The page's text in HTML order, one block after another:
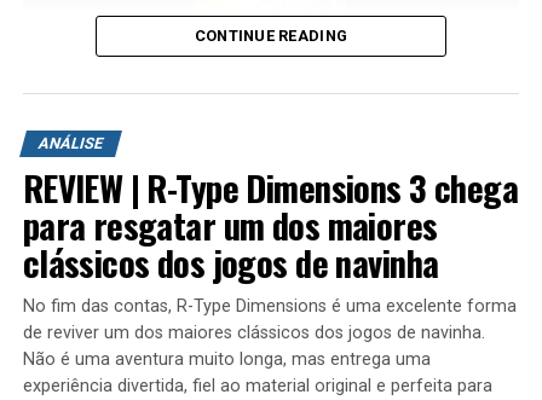
A aventura leva o jogador para ilhas inéditas e diferentes
possível encontrar novas armas, aprimorar os
equipamentos com upgrades e completar diversas
missões que variam bastante em estrutura. Algumas
colocam o jogador contra grandes hordas de inimigos
em áreas abertas, enquanto outras acontecem em
regiões subterrâneas repletas de desafios, incluindo
inimigos mais poderosos e torres que precisam ser
destruídas dentro de um limite de tempo para que a
missão seja concluída.
CONTINUE READING
ANÁLISE
REVIEW | R-Type Dimensions 3 chega
para resgatar um dos maiores
clássicos dos jogos de navinha
No fim das contas, R-Type Dimensions é uma excelente forma
de reviver um dos maiores clássicos dos jogos de navinha.
Não é uma aventura muito longa, mas entrega uma
experiência divertida, fiel ao material original e perfeita para